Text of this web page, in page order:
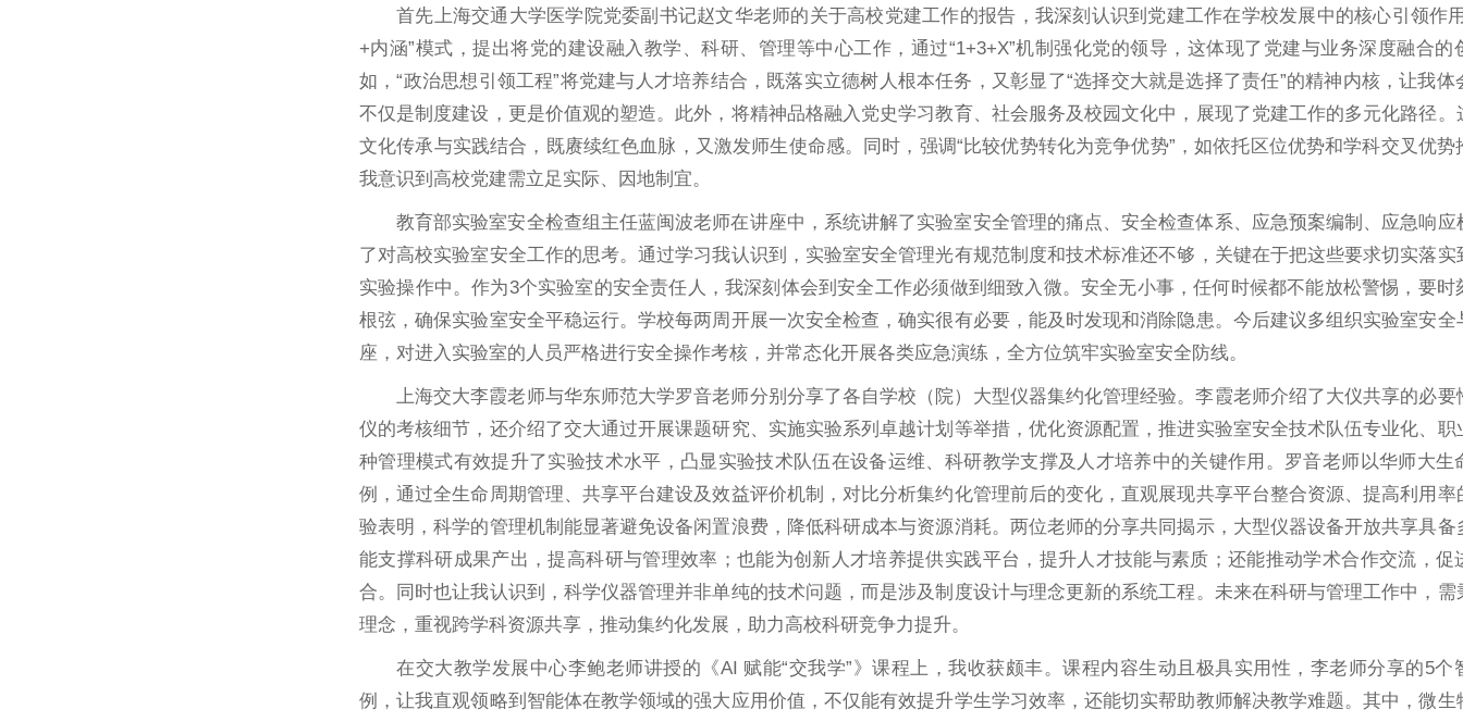
首先上海交通大学医学院党委副书记赵文华老师的关于高校党建工作的报告，我深刻认识到党建工作在学校发展中的核心引领作
+内涵”模式，提出将党的建设融入教学、科研、管理等中心工作，通过“1+3+X”机制强化党的领导，这体现了党建与业务深度融合的
如，“政治思想引领工程”将党建与人才培养结合，既落实立德树人根本任务，又彰显了“选择交大就是选择了责任”的精神内核，让我体
不仅是制度建设，更是价值观的塑造。此外，将精神品格融入党史学习教育、社会服务及校园文化中，展现了党建工作的多元化路径。
文化传承与实践结合，既赓续红色血脉，又激发师生使命感。同时，强调“比较优势转化为竞争优势”，如依托区位优势和学科交叉优势
我意识到高校党建需立足实际、因地制宜。
教育部实验室安全检查组主任蓝闽波老师在讲座中，系统讲解了实验室安全管理的痛点、安全检查体系、应急预案编制、应急响应
了对高校实验室安全工作的思考。通过学习我认识到，实验室安全管理光有规范制度和技术标准还不够，关键在于把这些要求切实落实
实验操作中。作为3个实验室的安全责任人，我深刻体会到安全工作必须做到细致入微。安全无小事，任何时候都不能放松警惕，要时
根弦，确保实验室安全平稳运行。学校每两周开展一次安全检查，确实很有必要，能及时发现和消除隐患。今后建议多组织实验室安全
座，对进入实验室的人员严格进行安全操作考核，并常态化开展各类应急演练，全方位筑牢实验室安全防线。
上海交大李霞老师与华东师范大学罗音老师分别分享了各自学校（院）大型仪器集约化管理经验。李霞老师介绍了大仪共享的必要
仪的考核细节，还介绍了交大通过开展课题研究、实施实验系列卓越计划等举措，优化资源配置，推进实验室安全技术队伍专业化、职
种管理模式有效提升了实验技术水平，凸显实验技术队伍在设备运维、科研教学支撑及人才培养中的关键作用。罗音老师以华师大生
例，通过全生命周期管理、共享平台建设及效益评价机制，对比分析集约化管理前后的变化，直观展现共享平台整合资源、提高利用率
验表明，科学的管理机制能显著避免设备闲置浪费，降低科研成本与资源消耗。两位老师的分享共同揭示，大型仪器设备开放共享具备
能支撑科研成果产出，提高科研与管理效率；也能为创新人才培养提供实践平台，提升人才技能与素质；还能推动学术合作交流，促
合。同时也让我认识到，科学仪器管理并非单纯的技术问题，而是涉及制度设计与理念更新的系统工程。未来在科研与管理工作中，需
理念，重视跨学科资源共享，推动集约化发展，助力高校科研竞争力提升。
在交大教学发展中心李鲍老师讲授的《AI 赋能“交我学”》课程上，我收获颇丰。课程内容生动且极具实用性，李老师分享的5个
例，让我直观领略到智能体在教学领域的强大应用价值，不仅能有效提升学生学习效率，还能切实帮助教师解决教学难题。其中，微生